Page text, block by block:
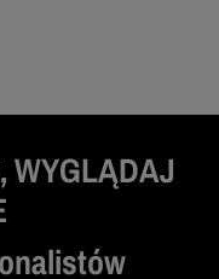
WYGLĄDAJ